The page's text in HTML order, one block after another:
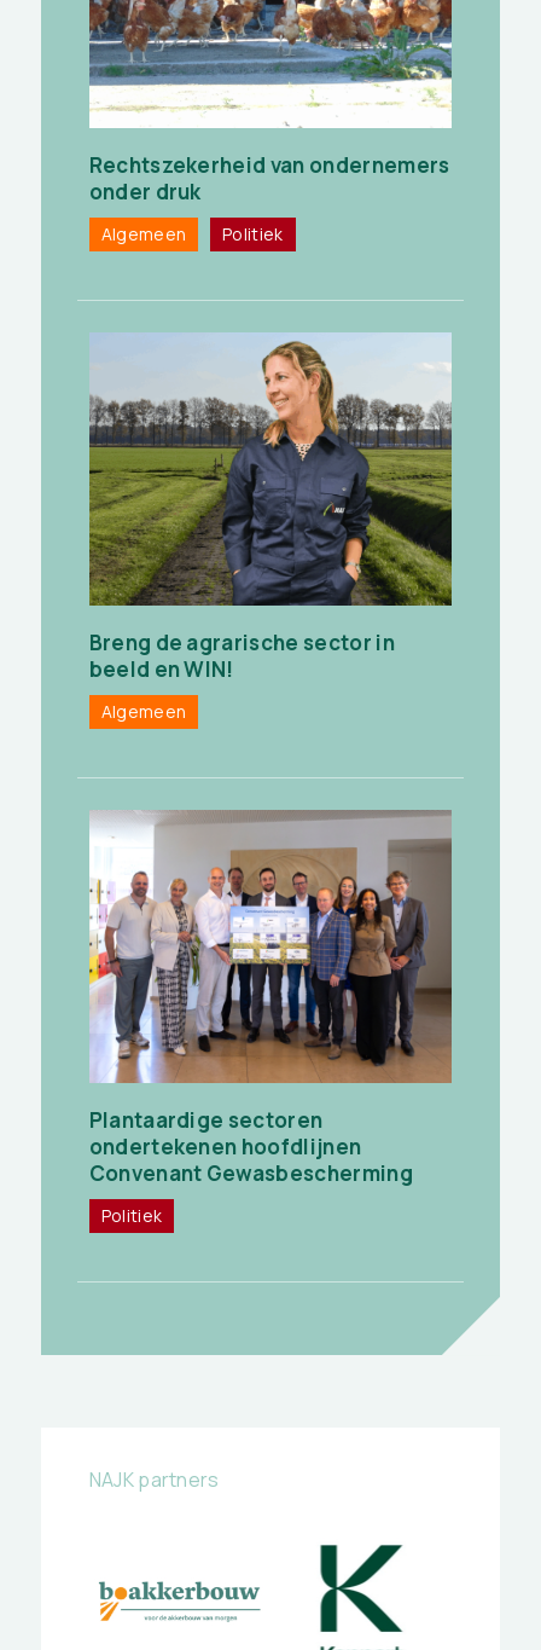
Rechtszekerheid van ondernemers
onder druk
Algemeen Politiek
Breng de agrarische sector in
beeld en WIN!
Algemeen
Plantaardige sectoren
ondertekenen hoofdlijnen
Convenant Gewasbescherming
Politiek
NAJK partners